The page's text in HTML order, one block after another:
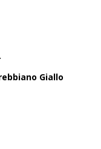
Giallo